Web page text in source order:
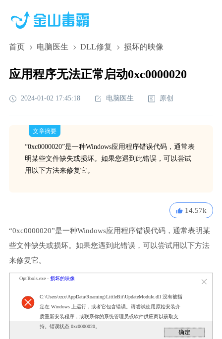
首页 电脑医生 DLL修复 损坏的映像
应用程序无法正常启动0xc0000020
2024-01-02 17:45:18 电脑医生 原创
文章摘要
“0xc0000020”是一种Windows应用程序错误代码，通常表
明某些文件缺失或损坏。如果您遇到此错误，可以尝试
用以下方法来修复它。
14.57k
“0xc0000020”是一种Windows应用程序错误代码，通常表明某
些文件缺失或损坏。如果您遇到此错误，可以尝试用以下方法
来修复它。
OptTools.exe - 损坏的映像
C:\Users\xxx\AppData\Roaming\LittleBit\UpdateModule.dll 没有被指
定在 Windows 上运行，或者它包含错误。请尝试使用原始安装介
质重新安装程序，或联系你的系统管理员或软件供应商以获取支
持。错误状态 0xc0000020。